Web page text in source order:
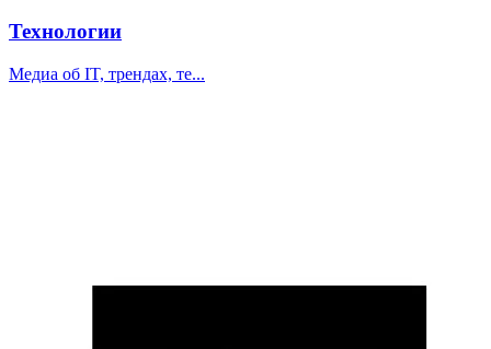
Технологии
Медиа об IT, трендах, те...